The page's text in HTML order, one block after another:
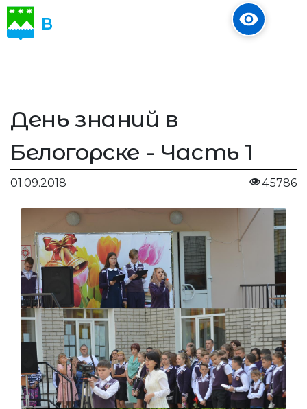
В
День знаний в
Белогорске - Часть 1
01.09.2018 45786